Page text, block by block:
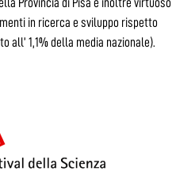
in ricerca e sviluppo rispetto
all’ 1,1% della media nazionale).